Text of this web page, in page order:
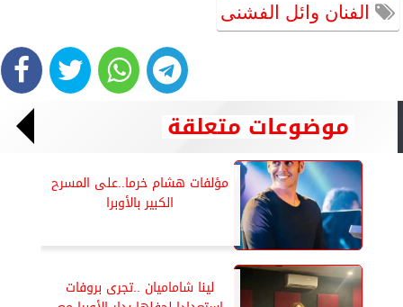
الفنان وائل الفشنى
موضوعات متعلقة
مؤلفات هشام خرما..على المسرح
الكبير بالأوبرا
لينا شاماميان ..تجرى بروفات